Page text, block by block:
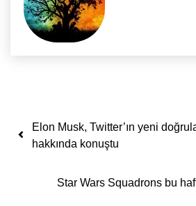
Yazı dolaşımı
Elon Musk, Twitter’ın yeni
hakkında konuştu
Star Wars Squadrons bu